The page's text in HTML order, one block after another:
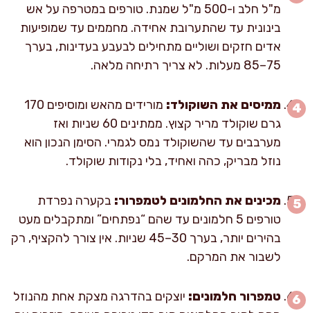
מ"ל חלב ו-500 מ"ל שמנת. טורפים במטרפה על אש
בינונית עד שהתערובת אחידה. מחממים עד שמופיעות
אדים חזקים ושוליים מתחילים לבעבע בעדינות, בערך
75–85 מעלות. לא צריך רתיחה מלאה.
ממיסים את השוקולד:
מורידים מהאש ומוסיפים 170
גרם שוקולד מריר קצוץ. ממתינים 60 שניות ואז
מערבבים עד שהשוקולד נמס לגמרי. הסימן הנכון הוא
נוזל מבריק, כהה ואחיד, בלי נקודות שוקולד.
מכינים את החלמונים לטמפרור: בקערה נפרדת
טורפים 5 חלמונים עד שהם “נפתחים” ומתקבלים מעט
בהירים יותר, בערך 30–45 שניות. אין צורך להקציף, רק
לשבור את המרקם.
טמפרור חלמונים: יוצקים בהדרגה מצקת אחת מהנוזל